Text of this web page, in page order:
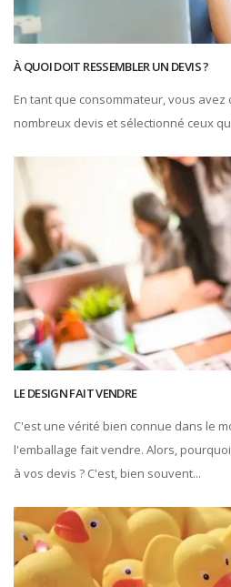
À QUOI DOIT RESSEMBLER UN DEVIS ?
En tant que consommateur, vous
nombreux devis et sélectionné ceux
LE DESIGN FAIT VENDRE
C'est une vérité bien connue dans le
l'emballage fait vendre. Alors,
à vos devis ? C'est, bien souvent...